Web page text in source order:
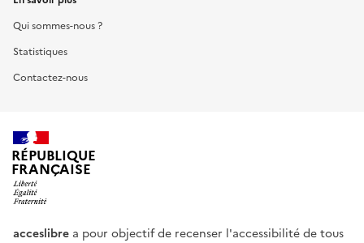
Qui sommes-nous ?
Statistiques
Contactez-nous
RÉPUBLIQUE
FRANÇAISE
acceslibre a pour objectif de recenser l'accessibilité de tous